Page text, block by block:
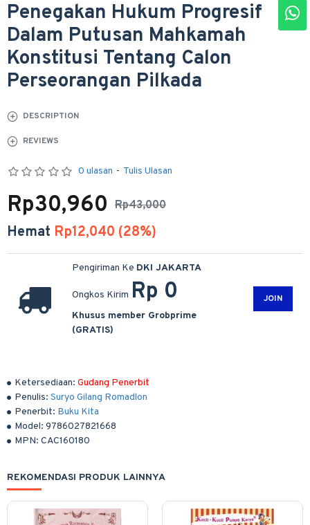
Penegakan Hukum Progresif
Dalam Putusan Mahkamah
Konstitusi Tentang Calon
Perseorangan Pilkada
DESCRIPTION
REVIEWS
Ketersediaan: Gudang Penerbit
Penulis: Suryo Gilang Romadlon
Penerbit: Buku Kita
Model: 9786027821668
MPN: CAC160180
0 ulasan - Tulis Ulasan
Rp43,000
Rp30,960
Hemat Rp12,040 (28%)
Pengiriman Ke DKI JAKARTA
Ongkos Kirim Rp 0
Khusus member Grobprime
(GRATIS)
JOIN
REKOMENDASI PRODUK LAINNYA